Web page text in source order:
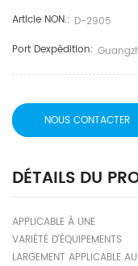
Article NON.: D-2905
Port Dexpédition:
NOUS CONTACTER
DÉTAILS DU
APPLICABLE À UNE
VARIÉTÉ D'ÉQUIPEMENTS
LARGEMENT APPLICABLE